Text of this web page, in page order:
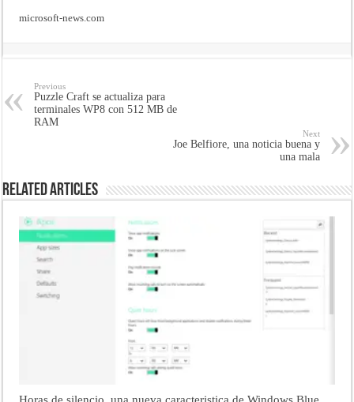
microsoft-news.com
Previous
Puzzle Craft se actualiza para
terminales WP8 con 512 MB de
RAM
Next
Joe Belfiore, una noticia buena y
una mala
Related Articles
Horas de silencio, una nueva caracteristica de Windows Blue